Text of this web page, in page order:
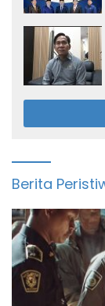
Berita